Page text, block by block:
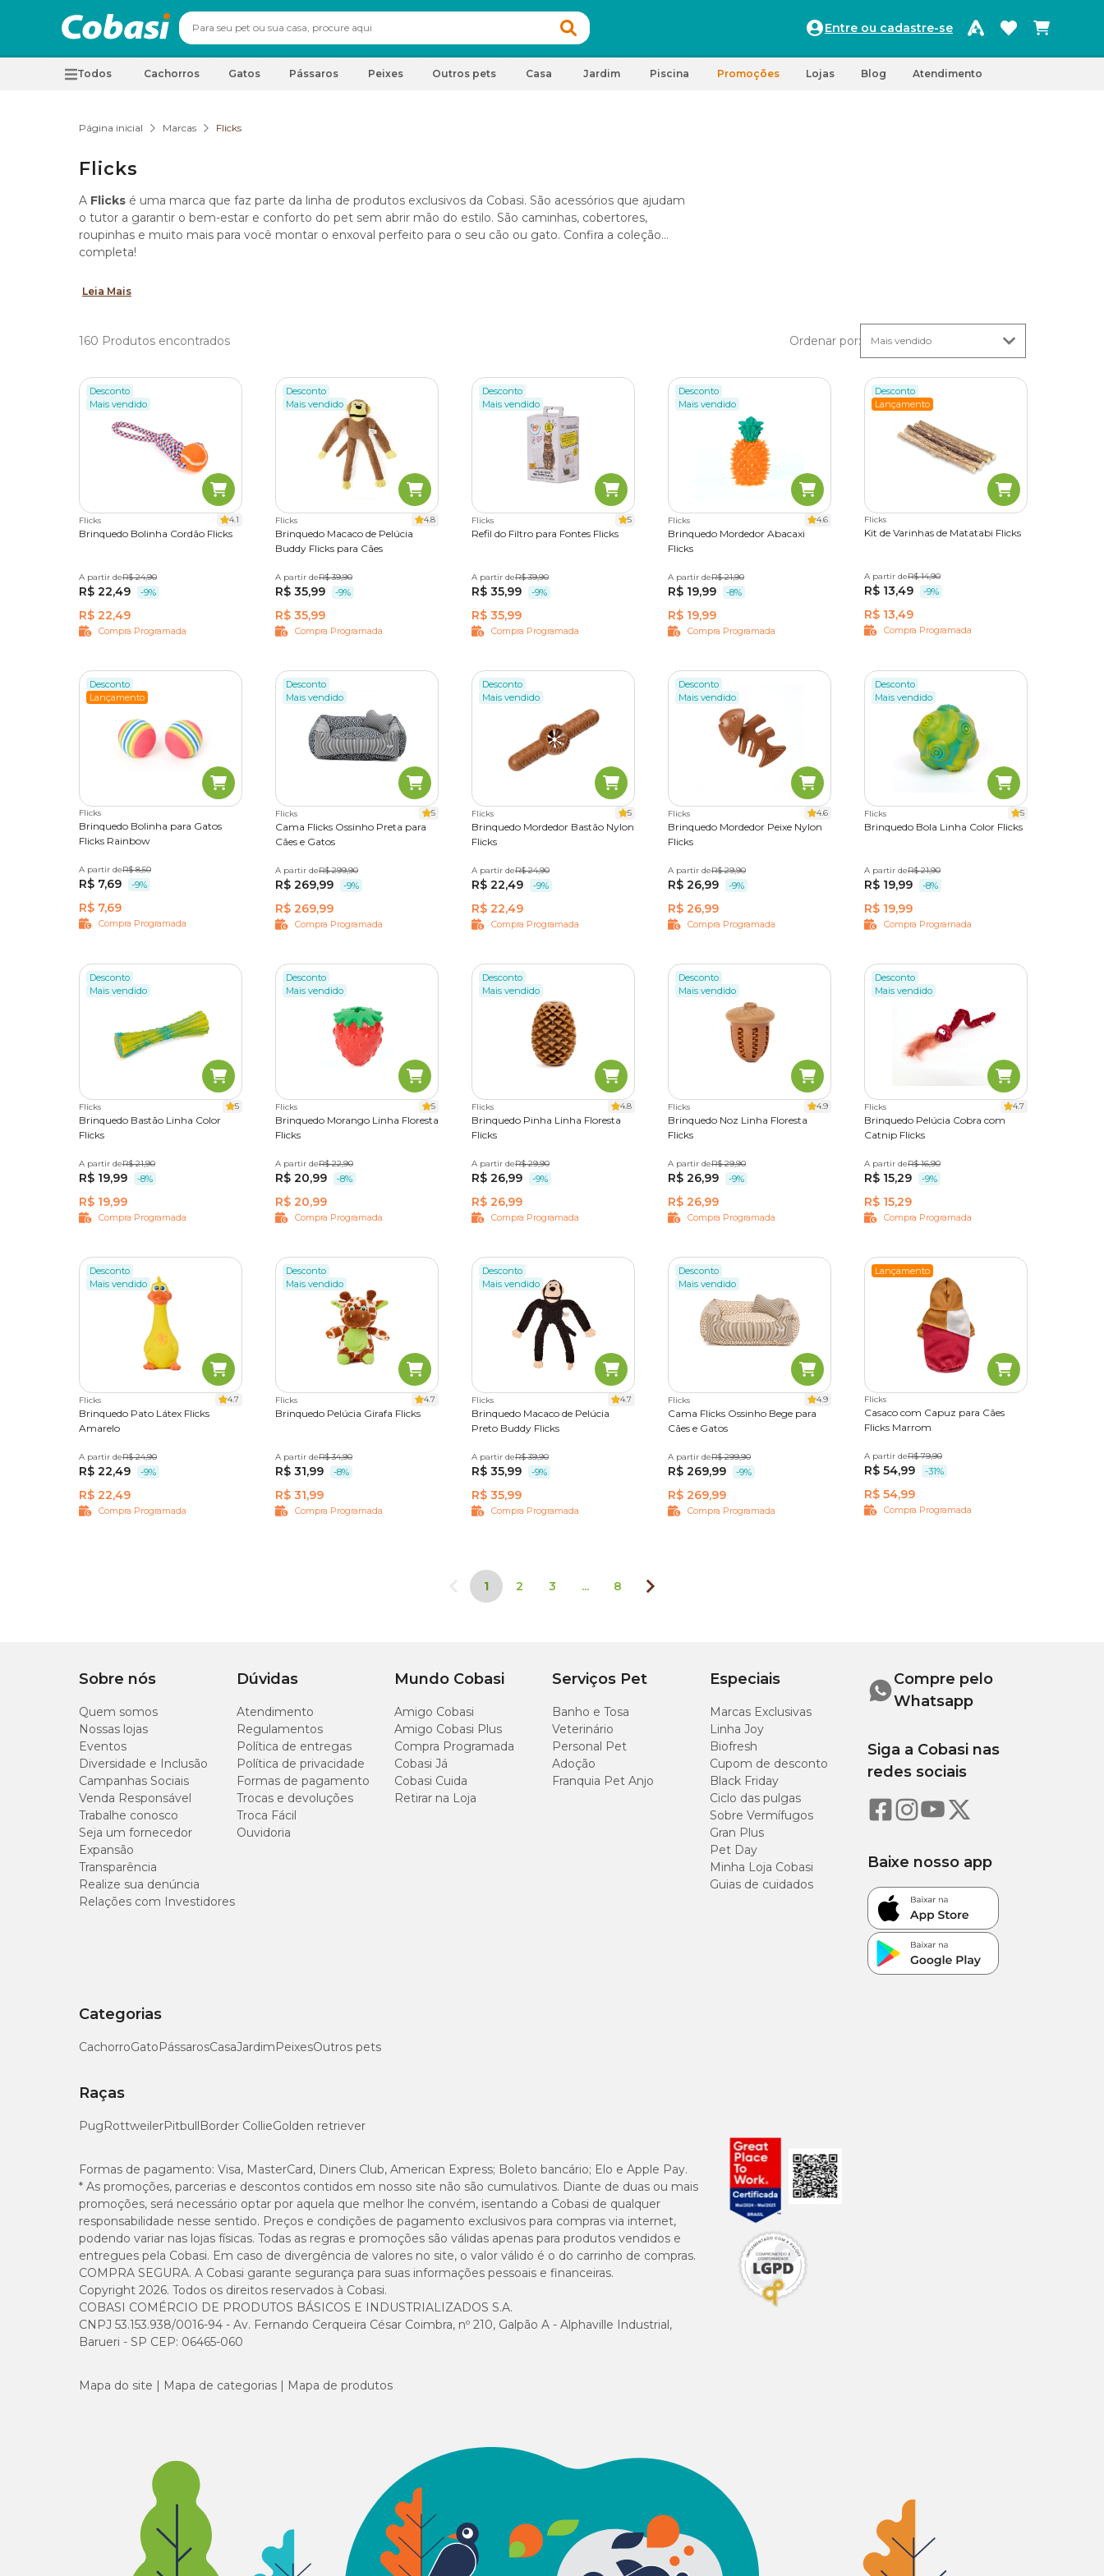
Entre ou cadastre-se
Todos Cachorros Gatos Pássaros Peixes Outros pets Casa Jardim Piscina Promoções Lojas Blog Atendimento
Página inicial Marcas Flicks
Flicks
A Flicks é uma marca que faz parte da linha de produtos exclusivos da Cobasi. São acessórios que ajudam
o tutor a garantir o bem-estar e conforto do pet sem abrir mão do estilo. São caminhas, cobertores,
roupinhas e muito mais para você montar o enxoval perfeito para o seu cão ou gato. Confira a coleção
completa!
Leia Mais
160 Produtos encontrados Ordenar por:
Desconto
Mais vendido
Flicks 4.1
Brinquedo Bolinha Cordão Flicks
Único
A partir deR$ 24,90
R$ 22,49 -9%
R$ 22,49
Compra Programada
Desconto
Mais vendido
Flicks 4.8
Brinquedo Macaco de Pelúcia
Buddy Flicks para Cães
Único
A partir deR$ 39,90
R$ 35,99 -9%
R$ 35,99
Compra Programada
Desconto
Mais vendido
Flicks 5
Refil do Filtro para Fontes Flicks
3 unidades
A partir deR$ 39,90
R$ 35,99 -9%
R$ 35,99
Compra Programada
Desconto
Mais vendido
Flicks 4.6
Brinquedo Mordedor Abacaxi
Flicks
Único
A partir deR$ 21,90
R$ 19,99 -8%
R$ 19,99
Compra Programada
Desconto
Lançamento
Flicks
Kit de Varinhas de Matatabi Flicks
Único
A partir deR$ 14,90
R$ 13,49 -9%
R$ 13,49
Compra Programada
Desconto
Lançamento
Flicks
Brinquedo Bolinha para Gatos
Flicks Rainbow
Único
A partir deR$ 8,50
R$ 7,69 -9%
R$ 7,69
Compra Programada
Desconto
Mais vendido
Flicks 5
Cama Flicks Ossinho Preta para
Cães e Gatos
P M G
A partir deR$ 299,90
R$ 269,99 -9%
R$ 269,99
Compra Programada
Desconto
Mais vendido
Flicks 5
Brinquedo Mordedor Bastão Nylon
Flicks
Único
A partir deR$ 24,90
R$ 22,49 -9%
R$ 22,49
Compra Programada
Desconto
Mais vendido
Flicks 4.6
Brinquedo Mordedor Peixe Nylon
Flicks
Único
A partir deR$ 29,90
R$ 26,99 -9%
R$ 26,99
Compra Programada
Desconto
Mais vendido
Flicks 5
Brinquedo Bola Linha Color Flicks
Único
A partir deR$ 21,90
R$ 19,99 -8%
R$ 19,99
Compra Programada
Desconto
Mais vendido
Flicks 5
Brinquedo Bastão Linha Color
Flicks
Único
A partir deR$ 21,90
R$ 19,99 -8%
R$ 19,99
Compra Programada
Desconto
Mais vendido
Flicks 5
Brinquedo Morango Linha Floresta
Flicks
Único
A partir deR$ 22,90
R$ 20,99 -8%
R$ 20,99
Compra Programada
Desconto
Mais vendido
Flicks 4.8
Brinquedo Pinha Linha Floresta
Flicks
Único
A partir deR$ 29,90
R$ 26,99 -9%
R$ 26,99
Compra Programada
Desconto
Mais vendido
Flicks 4.9
Brinquedo Noz Linha Floresta
Flicks
Único
A partir deR$ 29,90
R$ 26,99 -9%
R$ 26,99
Compra Programada
Desconto
Mais vendido
Flicks 4.7
Brinquedo Pelúcia Cobra com
Catnip Flicks
Único
A partir deR$ 16,90
R$ 15,29 -9%
R$ 15,29
Compra Programada
Desconto
Mais vendido
Flicks 4.7
Brinquedo Pato Látex Flicks
Amarelo
Único
A partir deR$ 24,90
R$ 22,49 -9%
R$ 22,49
Compra Programada
Desconto
Mais vendido
Flicks 4.7
Brinquedo Pelúcia Girafa Flicks
Único
A partir deR$ 34,90
R$ 31,99 -8%
R$ 31,99
Compra Programada
Desconto
Mais vendido
Flicks 4.7
Brinquedo Macaco de Pelúcia
Preto Buddy Flicks
Único
A partir deR$ 39,90
R$ 35,99 -9%
R$ 35,99
Compra Programada
Desconto
Mais vendido
Flicks 4.9
Cama Flicks Ossinho Bege para
Cães e Gatos
P M G
A partir deR$ 299,90
R$ 269,99 -9%
R$ 269,99
Compra Programada
Lançamento
Flicks
Casaco com Capuz para Cães
Flicks Marrom
P M G GG
A partir deR$ 79,90
R$ 54,99 -31%
R$ 54,99
Compra Programada
1 2 3 ... 8
Sobre nós
Quem somos
Nossas lojas
Eventos
Diversidade e Inclusão
Campanhas Sociais
Venda Responsável
Trabalhe conosco
Seja um fornecedor
Expansão
Transparência
Realize sua denúncia
Relações com Investidores
Dúvidas
Atendimento
Regulamentos
Política de entregas
Política de privacidade
Formas de pagamento
Trocas e devoluções
Troca Fácil
Ouvidoria
Mundo Cobasi
Amigo Cobasi
Amigo Cobasi Plus
Compra Programada
Cobasi Já
Cobasi Cuida
Retirar na Loja
Serviços Pet
Banho e Tosa
Veterinário
Personal Pet
Adoção
Franquia Pet Anjo
Especiais
Marcas Exclusivas
Linha Joy
Biofresh
Cupom de desconto
Black Friday
Ciclo das pulgas
Sobre Vermífugos
Gran Plus
Pet Day
Minha Loja Cobasi
Guias de cuidados
Categorias
CachorroGatoPássarosCasaJardimPeixesOutros pets
Raças
PugRottweilerPitbullBorder CollieGolden retriever
Compre pelo
Whatsapp
Siga a Cobasi nas
redes sociais
Baixe nosso app
Formas de pagamento: Visa, MasterCard, Diners Club, American Express; Boleto bancário; Elo e Apple Pay.
* As promoções, parcerias e descontos contidos em nosso site não são cumulativos. Diante de duas ou mais
promoções, será necessário optar por aquela que melhor lhe convém, isentando a Cobasi de qualquer
responsabilidade nesse sentido. Preços e condições de pagamento exclusivos para compras via internet,
podendo variar nas lojas físicas. Todas as regras e promoções são válidas apenas para produtos vendidos e
entregues pela Cobasi. Em caso de divergência de valores no site, o valor válido é o do carrinho de compras.
COMPRA SEGURA. A Cobasi garante segurança para suas informações pessoais e financeiras.
Copyright 2026. Todos os direitos reservados à Cobasi.
COBASI COMÉRCIO DE PRODUTOS BÁSICOS E INDUSTRIALIZADOS S.A.
CNPJ 53.153.938/0016-94 - Av. Fernando Cerqueira César Coimbra, nº 210, Galpão A - Alphaville Industrial,
Barueri - SP CEP: 06465-060
Mapa do site Mapa de categorias Mapa de produtos